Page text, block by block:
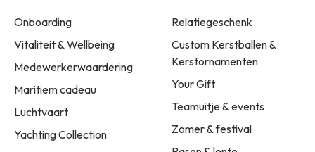
Onboarding
Vitaliteit & Wellbeing
Medewerkerwaardering
Maritiem cadeau
Luchtvaart
Yachting Collection
Relatiegeschenk
Custom Kerstballen &
Kerstornamenten
Your Gift
Teamuitje & events
Zomer & festival